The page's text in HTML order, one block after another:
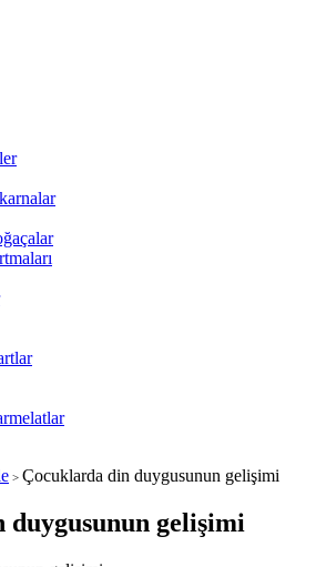
> Çocuklarda din duygusunun gelişimi
duygusunun gelişimi